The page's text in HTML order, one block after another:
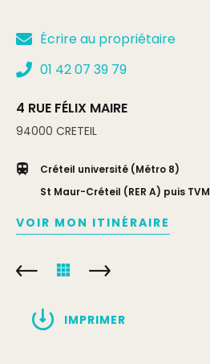
Écrire au propriétaire
01 42 07 39 79
4 RUE FÉLIX MAIRE
94000 CRETEIL
Créteil université (Métro 8)
St Maur-Créteil (RER A) puis TVM
VOIR MON ITINÉRAIRE
IMPRIMER